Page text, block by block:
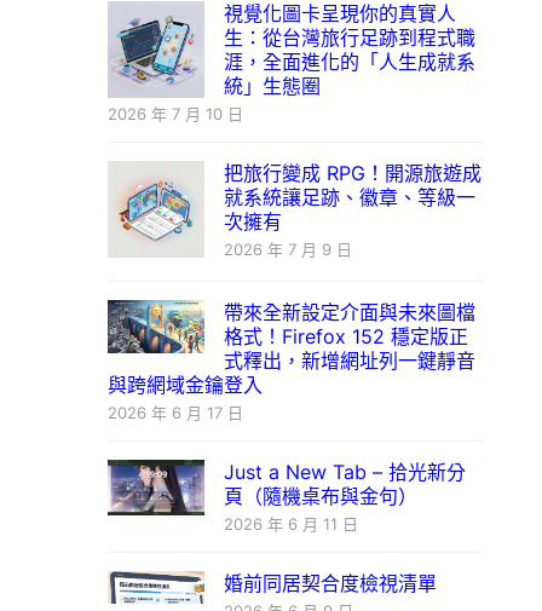
視覺化圖卡呈現你的真實人
生：從台灣旅行足跡到程式職
涯，全面進化的「人生成就系
統」生態圈
2026 年 7 月 10 日
把旅行變成 RPG！開源旅遊成
就系統讓足跡、徽章、等級一
次擁有
2026 年 7 月 9 日
帶來全新設定介面與未來圖檔
格式！Firefox 152 穩定版正
式釋出，新增網址列一鍵靜音
與跨網域金鑰登入
2026 年 6 月 17 日
Just a New Tab – 拾光新分
頁（隨機桌布與金句）
2026 年 6 月 11 日
婚前同居契合度檢視清單